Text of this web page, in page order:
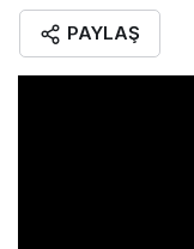
PAYLAŞ